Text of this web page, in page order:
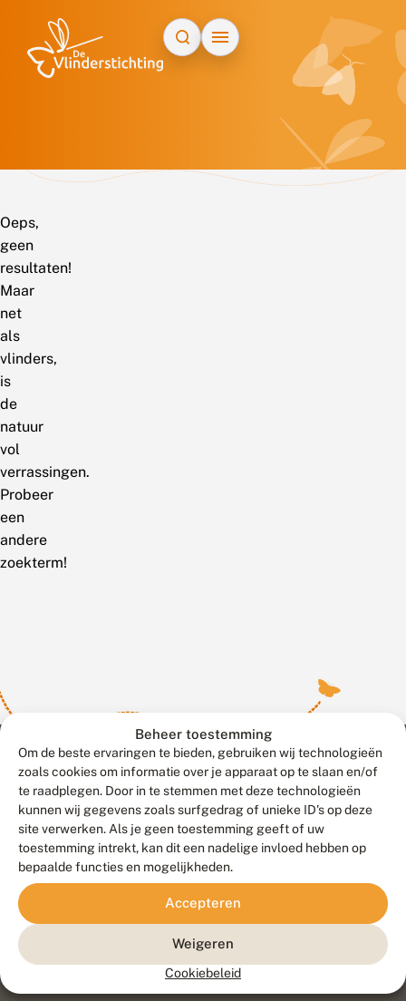
Beheer toestemming
Om de beste ervaringen te bieden, gebruiken wij technologieën
zoals cookies om informatie over je apparaat op te slaan en/of
te raadplegen. Door in te stemmen met deze technologieën
kunnen wij gegevens zoals surfgedrag of unieke ID's op deze
site verwerken. Als je geen toestemming geeft of uw
toestemming intrekt, kan dit een nadelige invloed hebben op
bepaalde functies en mogelijkheden.
Accepteren
Weigeren
Cookiebeleid
Oeps,
geen
resultaten!
Maar
net
als
vlinders,
is
de
natuur
vol
verrassingen.
Probeer
een
andere
zoekterm!
Contact
Veelgestelde vragen
Doneer
Meld waarnemingen© 2026 Vlinderstichting
Duurzaam ontwikkeld door
Go2People
, ontworpen door
Blue Field Agency
Privacy
Disclaimer
Sitemap